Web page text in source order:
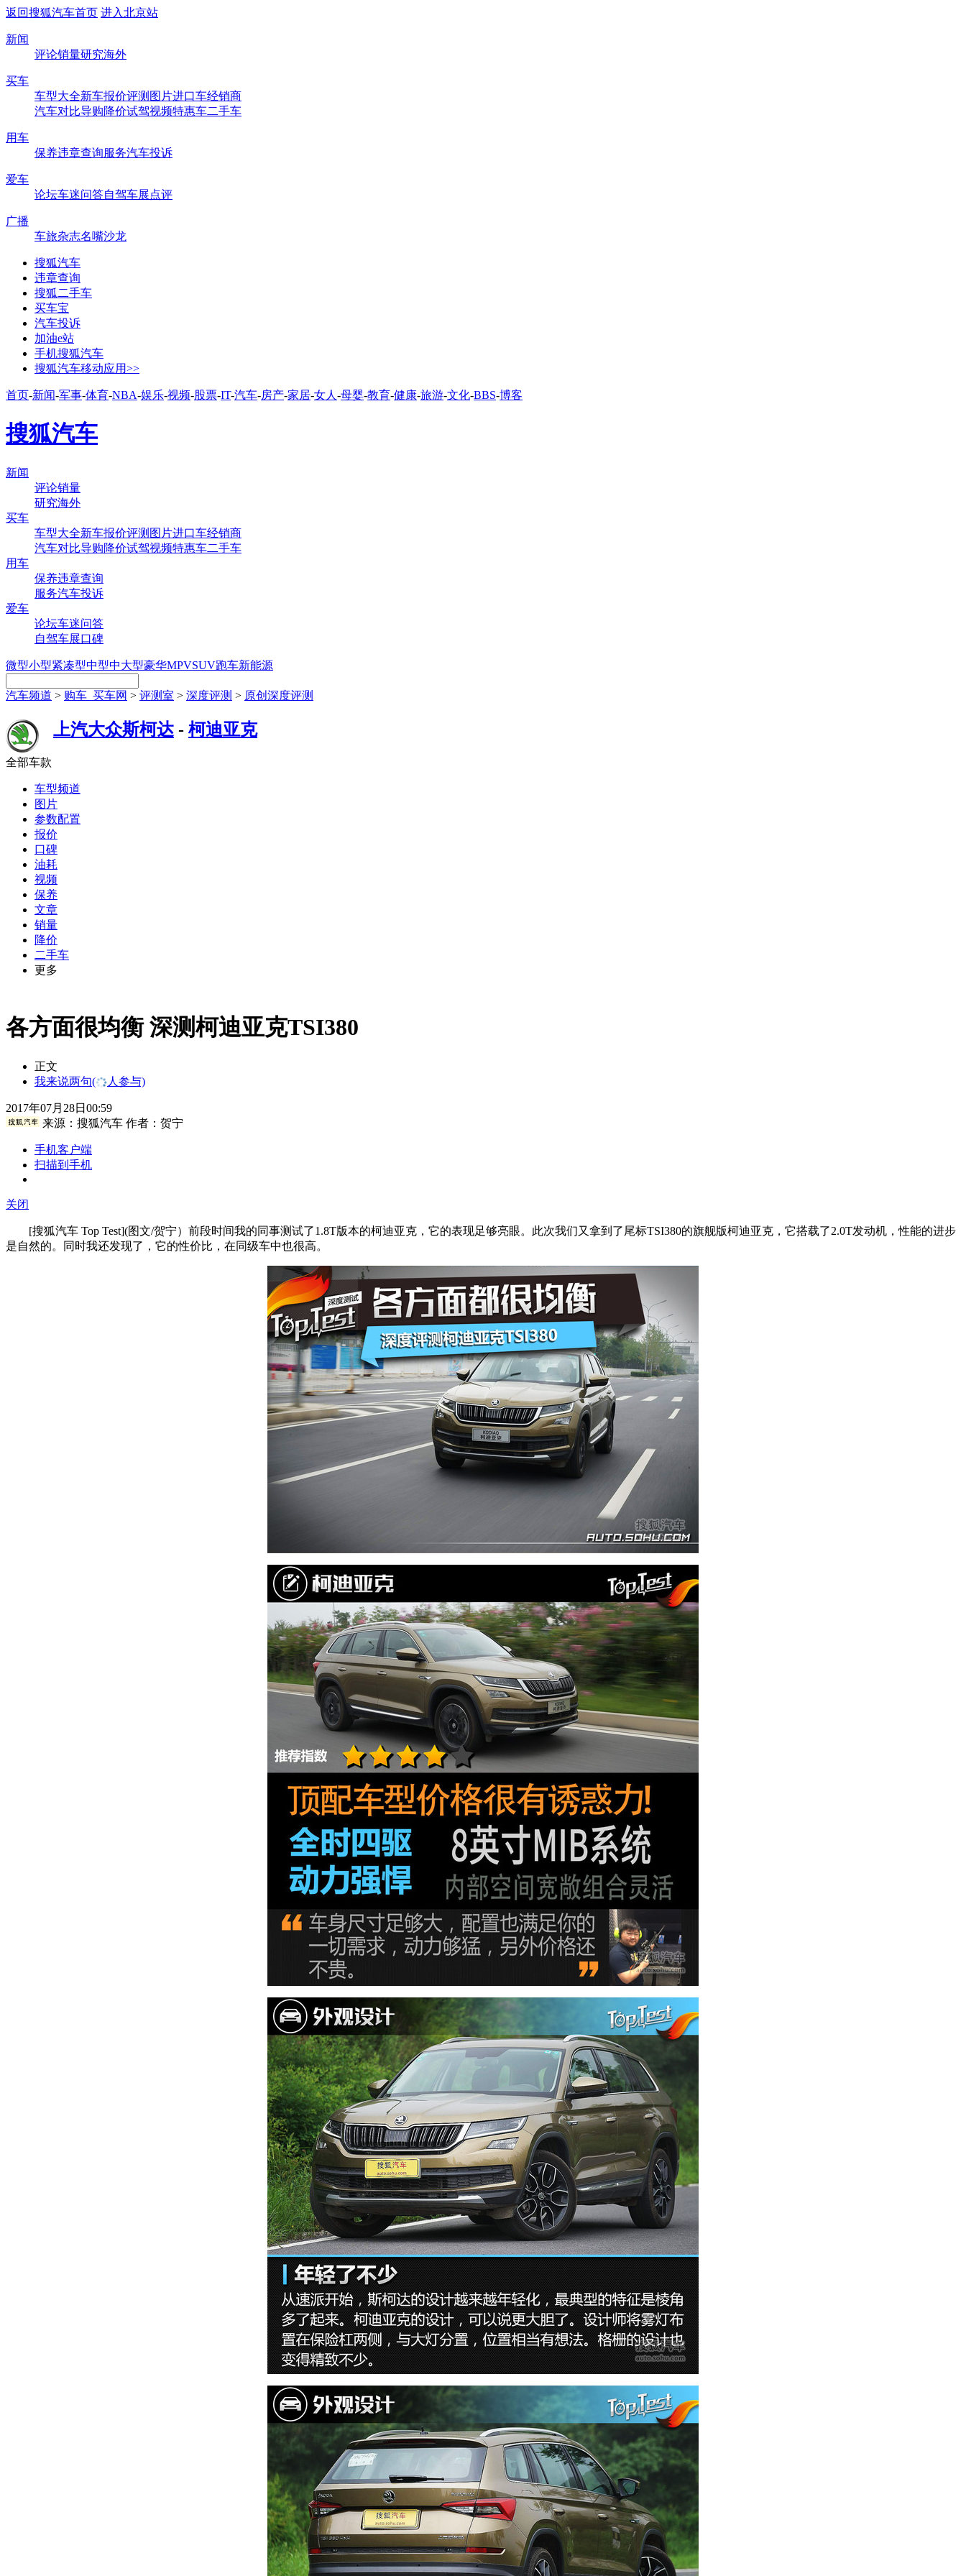
返回搜狐汽车首页 进入北京站
新闻
评论销量研究海外
买车
车型大全新车报价评测 图片进口车经销商
汽车对比导购降价试驾视频特惠车二手车
用车
保养违章查询服务汽车投诉
爱车
论坛车迷问答自驾车展点评
广播
车旅杂志名嘴沙龙
搜狐汽车
违章查询
搜狐二手车
买车宝
汽车投诉
加油e站
手机搜狐汽车
搜狐汽车移动应用>>
首页-新闻-军事-体育-NBA-娱乐-视频-股票-IT-汽车-房产-家居-女人 -母婴-教育-健康-旅游-文化-BBS-博客
搜狐汽车
新闻
评论销量
研究海外
买车
车型大全新车报价评测 图片进口车经销商
汽车对比导购降价试驾视频特惠车二手车
用车
保养违章查询
服务汽车投诉
爱车
论坛车迷问答
自驾车展口碑
微型小型紧凑型中型中大型豪华MPVSUV跑车新能源
汽车频道 > 购车_买车网 > 评测室 > 深度评测 > 原创深度评测
上汽大众斯柯达 - 柯迪亚克
全部车款
车型频道
图片
参数配置
报价
口碑
油耗
视频
保养
文章
销量
降价
二手车
更多
各方面很均衡 深测柯迪亚克TSI380
正文
我来说两句( 人参与)
2017年07月28日00:59
来源： 搜狐汽车作者：贺宁
手机客户端
扫描到手机
关闭
[搜狐汽车 Top Test](图文/贺宁）前段时间我的同事测试了1.8T版本的柯迪亚克，它的表现足够亮眼。此次我们又拿到了尾标TSI380的旗舰版柯迪亚克，它搭载了2.0T发动机，性能的进步
是自然的。同时我还发现了，它的性价比，在同级车中也很高。